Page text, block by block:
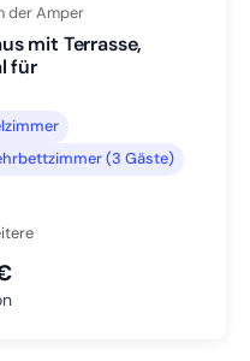
der Amper
mit Terrasse,
für
(3 Gäste)